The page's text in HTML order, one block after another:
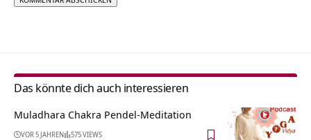
Das könnte dich auch interessieren
Muladhara Chakra Pendel-Meditation
VOR 5 JAHREN 575 VIEWS